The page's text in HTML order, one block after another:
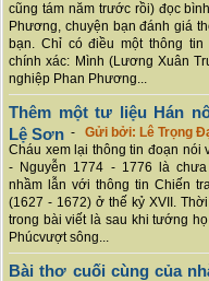
cũng tám năm trước rồi) đọc
Phương, chuyện bạn đánh giá
bạn. Chỉ có điều một thông
chính xác: Mình (Lương Xuân
nghiệp Phan Phương...
Thêm một tư liệu Hán
Lệ Sơn - Gửi bởi: Lê Trọng
Cháu xem lại thông tin đoạn nói
- Nguyễn 1774 - 1776 là
nhầm lẫn với thông tin Chiến
(1627 - 1672) ở thế kỷ XVII.
trong bài viết là sau khi tướng
Phúcvượt sông...
Bài thơ cuối cùng của